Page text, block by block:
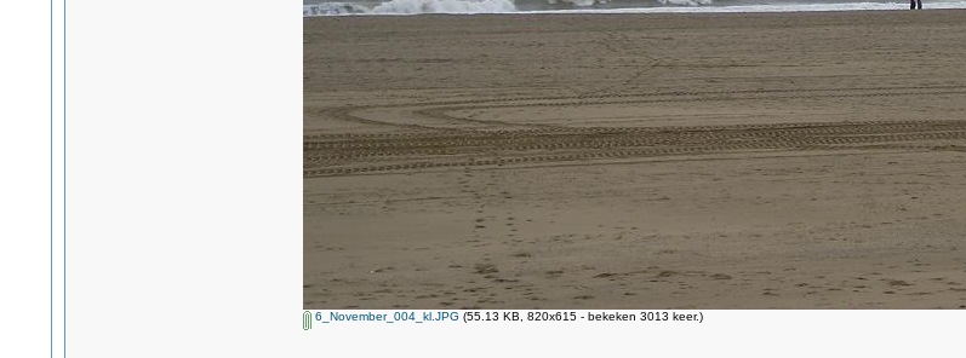
6_November_004_kl.JPG (55.13 KB, 820x615 - bekeken 3013 keer.)